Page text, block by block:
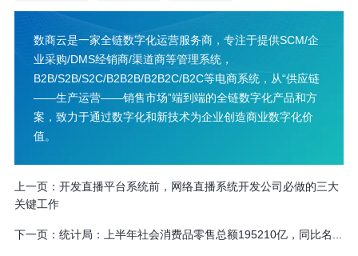
数商云是一家全链数字化运营服务商，专注于提供SCM/企
业采购/DMS经销商/渠道商等管理系统，
B2B/S2B/S2C/B2B2B/B2B2C/B2C等电商系统，从“供应链
——生产运营——销售市场”端到端的全链数字化产品和方
案，致力于通过数字化和新技术为企业创造商业数字化价
值。
上一页： 开发直播平台系统前，网络直播系统开发公司必做的三大
关键工作
下一页： 统计局：上半年社会消费品零售总额195210亿，同比名...